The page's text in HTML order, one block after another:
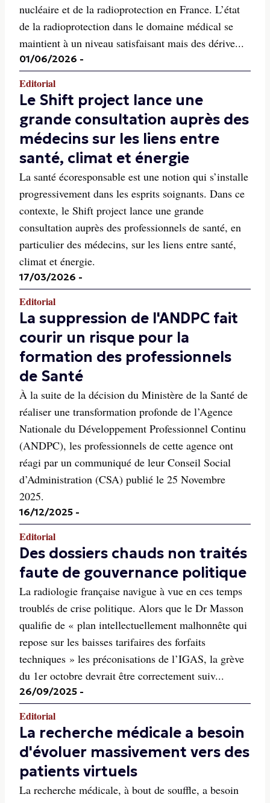
nucléaire et de la radioprotection en France. L’état
de la radioprotection dans le domaine médical se
maintient à un niveau satisfaisant mais des dérive...
01/06/2026 -
Editorial
Le Shift project lance une
grande consultation auprès des
médecins sur les liens entre
santé, climat et énergie
La santé écoresponsable est une notion qui s’installe
progressivement dans les esprits soignants. Dans ce
contexte, le Shift project lance une grande
consultation auprès des professionnels de santé, en
particulier des médecins, sur les liens entre santé,
climat et énergie.
17/03/2026 -
Editorial
La suppression de l'ANDPC fait
courir un risque pour la
formation des professionnels
de Santé
À la suite de la décision du Ministère de la Santé de
réaliser une transformation profonde de l’Agence
Nationale du Développement Professionnel Continu
(ANDPC), les professionnels de cette agence ont
réagi par un communiqué de leur Conseil Social
d’Administration (CSA) publié le 25 Novembre
2025.
16/12/2025 -
Editorial
Des dossiers chauds non traités
faute de gouvernance politique
La radiologie française navigue à vue en ces temps
troublés de crise politique. Alors que le Dr Masson
qualifie de « plan intellectuellement malhonnête qui
repose sur les baisses tarifaires des forfaits
techniques » les préconisations de l’IGAS, la grève
du 1er octobre devrait être correctement suiv...
26/09/2025 -
Editorial
La recherche médicale a besoin
d'évoluer massivement vers des
patients virtuels
La recherche médicale, à bout de souffle, a besoin